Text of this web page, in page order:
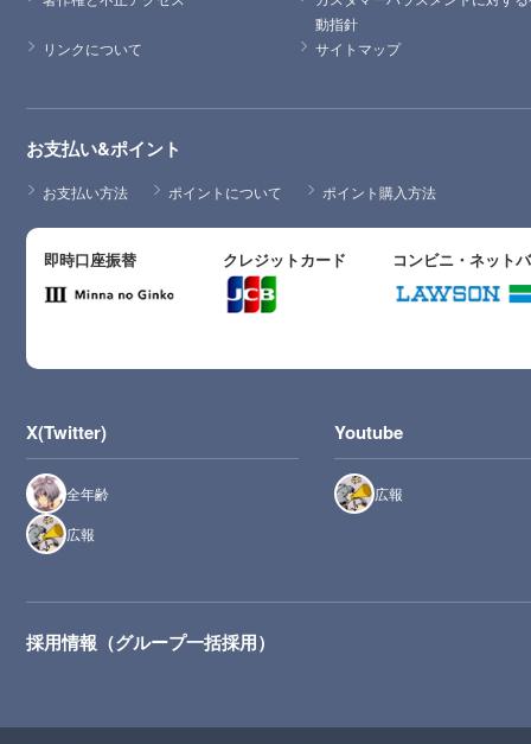
動指針
リンクについて
サイトマップ
お支払い&ポイント
お支払い方法 ポイントについて ポイント購入方法
即時口座振替 クレジットカード コンビニ・ネット
X(Twitter)
全年齢
広報
Youtube
広報
採用情報（グループ一括採用）